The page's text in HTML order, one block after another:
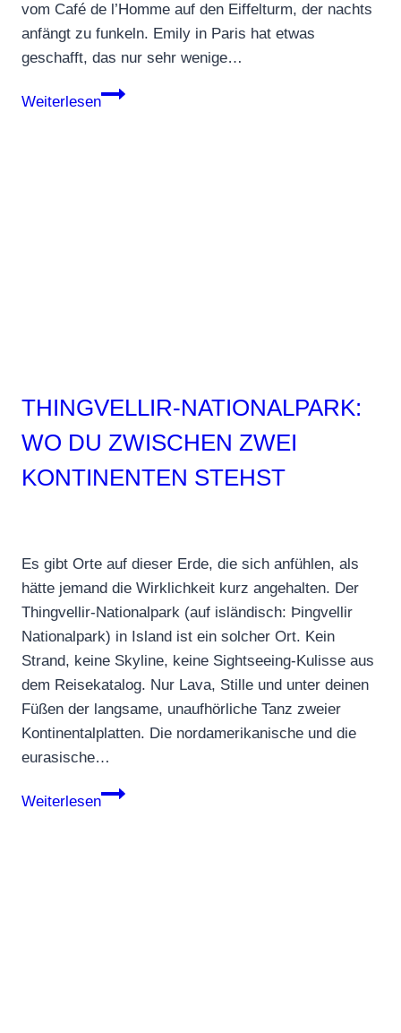
vom Café de l’Homme auf den Eiffelturm, der nachts
anfängt zu funkeln. Emily in Paris hat etwas
geschafft, das nur sehr wenige…
Weiterlesen
Emily
sie
THINGVELLIR-NATIONALPARK:
WO DU ZWISCHEN ZWEI
KONTINENTEN STEHST
Es gibt Orte auf dieser Erde, die sich anfühlen, als
hätte jemand die Wirklichkeit kurz angehalten. Der
Thingvellir-Nationalpark (auf isländisch: Þingvellir
Nationalpark) in Island ist ein solcher Ort. Kein
Strand, keine Skyline, keine Sightseeing-Kulisse aus
dem Reisekatalog. Nur Lava, Stille und unter deinen
Füßen der langsame, unaufhörliche Tanz zweier
Kontinentalplatten. Die nordamerikanische und die
eurasische…
Weiterlesen
Thingvellir-